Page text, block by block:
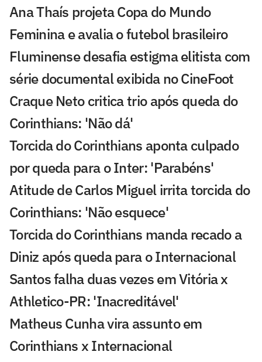
Ana Thaís projeta Copa do Mundo
Feminina e avalia o futebol brasileiro
Fluminense desafia estigma elitista com
série documental exibida no CineFoot
Craque Neto critica trio após queda do
Corinthians: 'Não dá'
Torcida do Corinthians aponta culpado
por queda para o Inter: 'Parabéns'
Atitude de Carlos Miguel irrita torcida do
Corinthians: 'Não esquece'
Torcida do Corinthians manda recado a
Diniz após queda para o Internacional
Santos falha duas vezes em Vitória x
Athletico-PR: 'Inacreditável'
Matheus Cunha vira assunto em
Corinthians x Internacional